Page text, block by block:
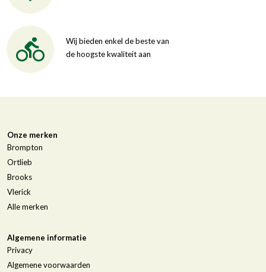
Wij bieden enkel de beste van
de hoogste kwaliteit aan
Onze merken
Brompton
Ortlieb
Brooks
Vlerick
Alle merken
Algemene informatie
Privacy
Algemene voorwaarden